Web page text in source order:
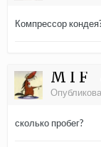
Компрессор
M I F
сколько пробег?